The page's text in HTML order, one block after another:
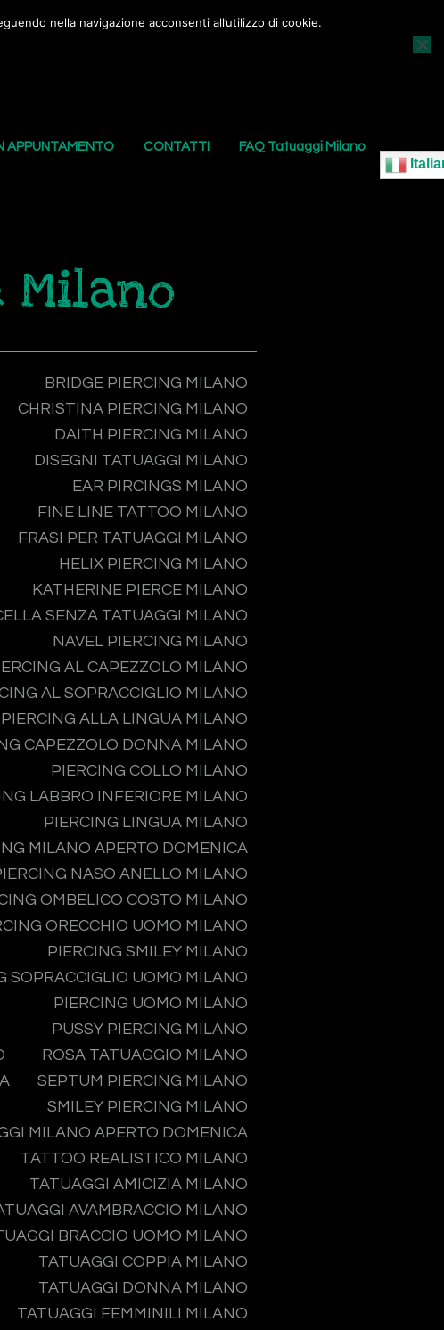
TATUAGGI
APPUNTAMENTO CONTATTI FAQ Tatuaggi Milano
BRIDGE PIERCING MILANO
CHRISTINA PIERCING MILANO
DAITH PIERCING MILANO
DISEGNI TATUAGGI MILANO
EAR PIRCINGS MILANO
FINE LINE TATTOO MILANO
FRASI PER TATUAGGI MILANO
HELIX PIERCING MILANO
KATHERINE PIERCE MILANO
SENZA TATUAGGI MILANO
NAVEL PIERCING MILANO
AL CAPEZZOLO MILANO
AL SOPRACCIGLIO MILANO
PIERCING ALLA LINGUA MILANO
CAPEZZOLO DONNA MILANO
PIERCING COLLO MILANO
LABBRO INFERIORE MILANO
PIERCING LINGUA MILANO
MILANO APERTO DOMENICA
NASO ANELLO MILANO
OMBELICO COSTO MILANO
ORECCHIO UOMO MILANO
PIERCING SMILEY MILANO
SOPRACCIGLIO UOMO MILANO
PIERCING UOMO MILANO
PUSSY PIERCING MILANO
ROSA TATUAGGIO MILANO
SEPTUM PIERCING MILANO
SMILEY PIERCING MILANO
MILANO APERTO DOMENICA
TATTOO REALISTICO MILANO
TATUAGGI AMICIZIA MILANO
AVAMBRACCIO MILANO
BRACCIO UOMO MILANO
TATUAGGI COPPIA MILANO
TATUAGGI DONNA MILANO
TATUAGGI FEMMINILI MILANO
nella navigazione acconsenti all’utilizzo di cookie.